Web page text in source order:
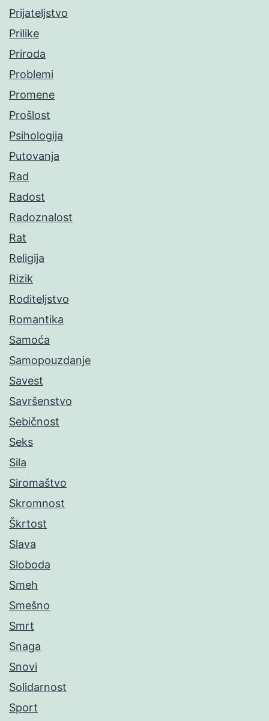
Prijateljstvo
Prilike
Priroda
Problemi
Promene
Prošlost
Psihologija
Putovanja
Rad
Radost
Radoznalost
Rat
Religija
Rizik
Roditeljstvo
Romantika
Samoća
Samopouzdanje
Savest
Savršenstvo
Sebičnost
Seks
Sila
Siromaštvo
Skromnost
Škrtost
Slava
Sloboda
Smeh
Smešno
Smrt
Snaga
Snovi
Solidarnost
Sport